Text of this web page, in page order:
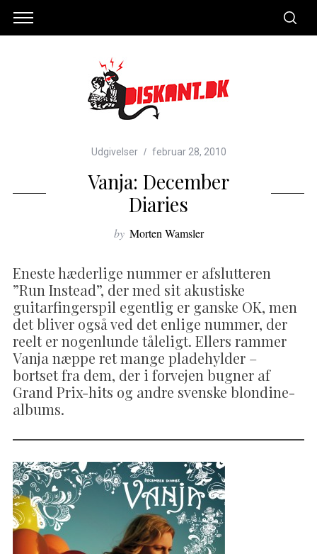
Udgivelser februar 28, 2010
Vanja: December
Diaries
by Morten Wamsler
Eneste hæderlige nummer er afslutteren
”Run Instead”, der med sit akustiske
guitarfingerspil egentlig er ganske OK, men
det bliver også ved det enlige nummer, der
reelt er nogenlunde tåleligt. Ellers rammer
Vanja næppe ret mange pladehylder –
bortset fra dem, der i forvejen bugner af
Grand Prix-hits og andre svenske blondine-
albums.